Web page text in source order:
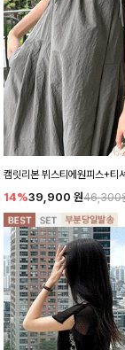
캠릿리본 뷔스티에원피스+티
14%39,900 원46,300